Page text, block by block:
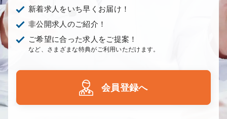
新着求人をいち早くお届け！
非公開求人のご紹介！
ご希望に合った求人をご提案！
など、さまざまな特典がご利用いただけます。
会員登録へ